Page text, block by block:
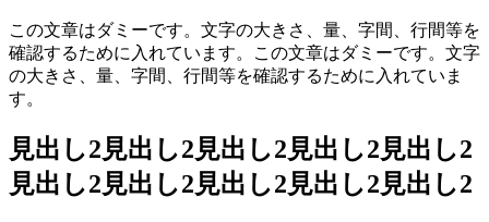
この文章はダミーです。文字の大きさ、量、字間、行間等を
確認するために入れています。この文章はダミーです。文字
の大きさ、量、字間、行間等を確認するために入れていま
す。
見出し2見出し2見出し2見出し2見出し2
見出し2見出し2見出し2見出し2見出し2